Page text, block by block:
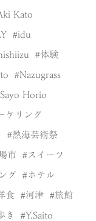
Kato
idu
体験
Nazugrass
Sayo Horio
ケリング
熱海芸術祭
市 スイーツ
グ ホテル
食 河津 旅館
き Y.Saito